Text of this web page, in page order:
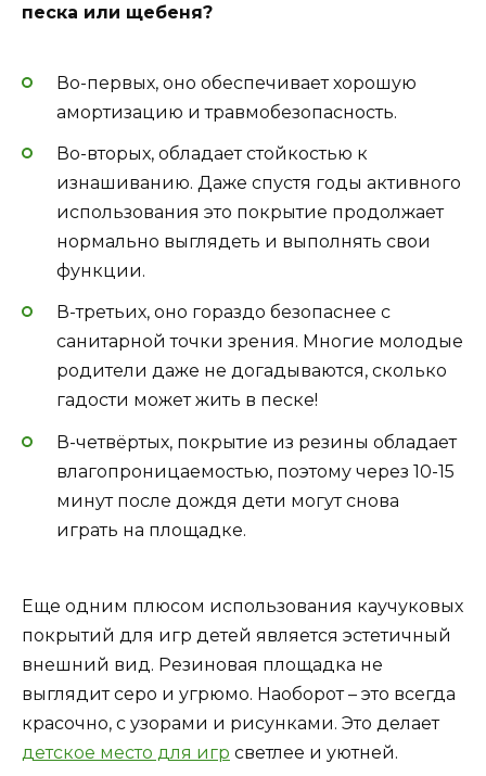
песка или щебеня?
Во-первых, оно обеспечивает хорошую
амортизацию и травмобезопасность.
Во-вторых, обладает стойкостью к
изнашиванию. Даже спустя годы активного
использования это покрытие продолжает
нормально выглядеть и выполнять свои
функции.
В-третьих, оно гораздо безопаснее с
санитарной точки зрения. Многие молодые
родители даже не догадываются, сколько
гадости может жить в песке!
В-четвёртых, покрытие из резины обладает
влагопроницаемостью, поэтому через 10-15
минут после дождя дети могут снова
играть на площадке.
Еще одним плюсом использования каучуковых
покрытий для игр детей является эстетичный
внешний вид. Резиновая площадка не
выглядит серо и угрюмо. Наоборот – это всегда
красочно, с узорами и рисунками. Это делает
детское место для игр светлее и уютней.